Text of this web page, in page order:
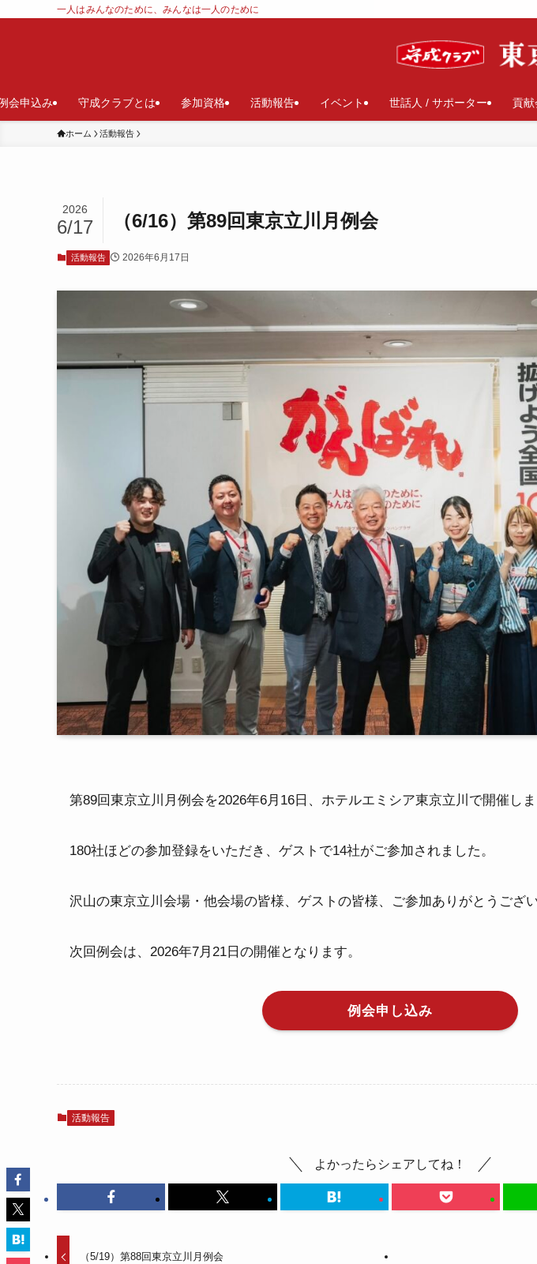
一人はみんなのために、みんなは一人のために
会申込み 守成クラブとは 参加資格 活動報告 イベント 世話人 / サポーター 貢献
ホーム 活動報告
（6/16）第89回東京立川月例会
2026
6/17
活動報告 2026年6月17日
第89回東京立川月例会を2026年6月16日、ホテルエミシア東京立川で開催しま
180社ほどの参加登録をいただき、ゲストで14社がご参加されました。
沢山の東京立川会場・他会場の皆様、ゲストの皆様、ご参加ありがとうござい
次回例会は、2026年7月21日の開催となります。
例会申し込み
活動報告
よかったらシェアしてね！
（5/19）第88回東京立川月例会